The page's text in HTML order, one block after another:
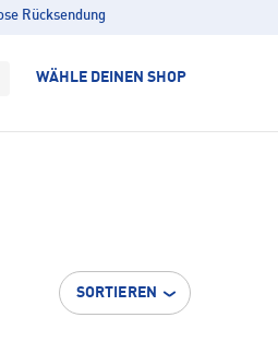
Rücksendung
WÄHLE DEINEN SHOP
SORTIEREN